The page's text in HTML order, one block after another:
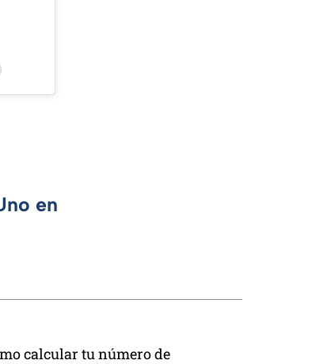
en
calcular tu número de